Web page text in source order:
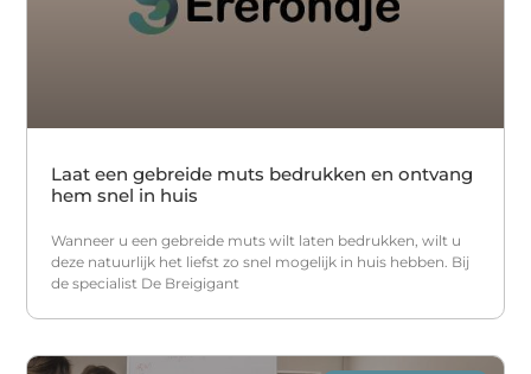
Laat een gebreide muts bedrukken en ontvang
hem snel in huis
Wanneer u een gebreide muts wilt laten bedrukken, wilt u
deze natuurlijk het liefst zo snel mogelijk in huis hebben. Bij
de specialist De Breigigant